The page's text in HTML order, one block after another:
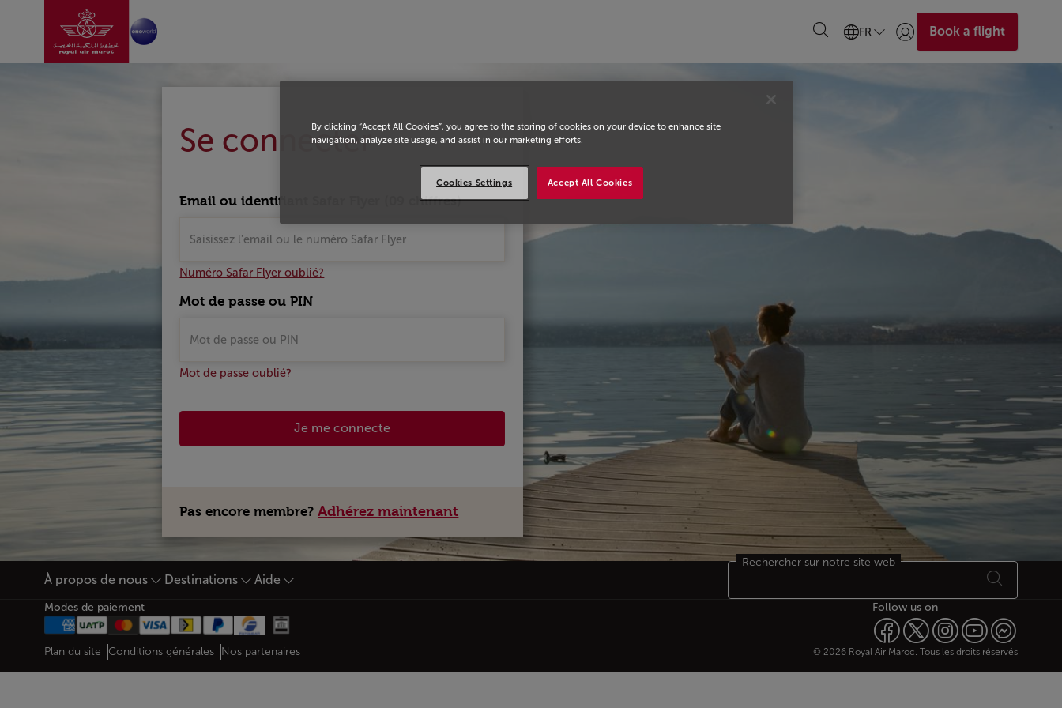
Saut au contenu principal
Aller à la page accueil FR Se connecter | S’inscrire)
Book a flight
Se connecter
Email ou identifiant Safar Flyer (09 chiffres)
Numéro Safar Flyer oublié?
Mot de passe ou PIN
Mot de passe oublié?
Je me connecte
Pas encore membre?Adhérez maintenant
Bas de page Plan du site
À propos de nous Destinations Aide
Rechercher sur notre site web
Modes de paiement Follow us on
Web map links
$Title.getData()
Plan du site Conditions générales Nos partenaires © 2026 Royal Air Maroc. Tous les droits réservés
By clicking “Accept All Cookies”, you agree to the storing of cookies on your device to enhance site
navigation, analyze site usage, and assist in our marketing efforts.
Accept All Cookies
Cookies Settings